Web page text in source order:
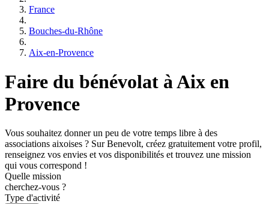
France
Bouches-du-Rhône
Aix-en-Provence
Faire du bénévolat à Aix en
Provence
Vous souhaitez donner un peu de votre temps libre à des
associations aixoises ? Sur Benevolt, créez gratuitement votre profil,
renseignez vos envies et vos disponibilités et trouvez une mission
qui vous correspond !
Quelle mission
cherchez-vous ?
Type d'activité